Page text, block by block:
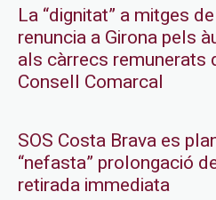
La “dignitat” a mitges
renuncia a Girona pels
als càrrecs remunerats
Consell Comarcal
SOS Costa Brava es
“nefasta” prolongació
retirada immediata